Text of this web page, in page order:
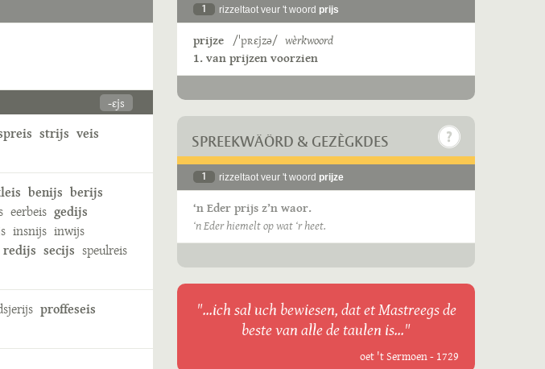
-ɛjs
strijs veis
benijs berijs
eerbeis gedijs
insnijs inwijs
redijs secijs speulreis
proffeseis
1 rizzeltaot veur 't woord prijs
prijze /ˈpʀɛjzə/ wèrkwoord
1. van prijzen voorzien
SPREEKWÄÖRD & GEZÈGKDES
1 rizzeltaot veur 't woord prijze
‘n Eder prijs z’n waor.
‘n Eder hiemelt op wat ‘r heet.
"...ich sal uch bewiesen, dat et Mastreegs de
beste van alle de taulen is..."
oet 't Sermoen - 1729